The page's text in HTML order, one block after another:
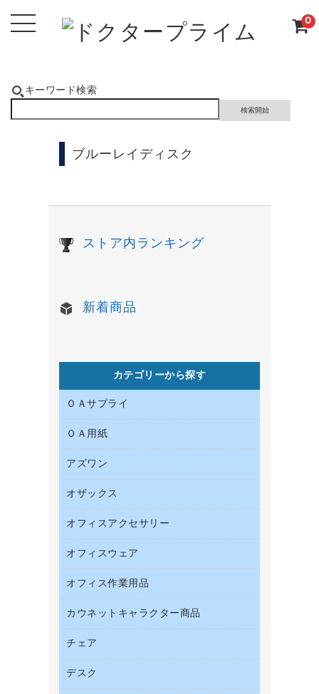
0
キーワード検索
ブルーレイディスク
ストア内ランキング
新着商品
カテゴリーから探す
ＯＡサプライ
インクカートリッジ
コピートナー
トナーカートリッジ
ファクシミリトナー
プリンタ用リボン
リサイクルトナー（プール方式）
互換インクカートリッジ
ＯＡ用紙
インクジェットプリンタ用紙
コピー用紙
その他コピー用紙・プリンタ用紙
ハガキ用紙
ファクシミリ用紙
ラベル用紙
ワープロ用紙
帳票用紙／フォーム用紙
アズワン
オフィス用品
オザックス
店舗用品
オフィスアクセサリー
インテリア・インテリア収納
オフィスアクセサリー
オフィスウェア
アウター
ブラウス・シャツ
医療・介護・ワーキングウェア
オフィス作業用品
ペット用品
結束用品
工場用品
カウネットキャラクター商品
カウネットキャラクター商品
チェア
オフィスチェア
デスク